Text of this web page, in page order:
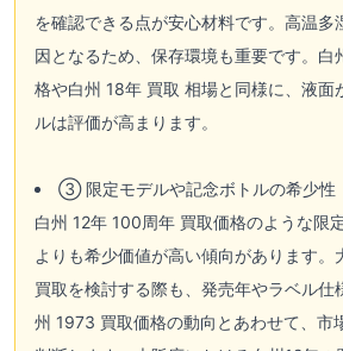
を確認できる点が安心材料です。高温多
因となるため、保存環境も重要です。白
格や白州 18年 買取 相場と同様に、液面
ルは評価が高まります。
③ 限定モデルや記念ボトルの希少性
白州 12年 100周年 買取価格のような限
よりも希少価値が高い傾向があります。
買取を検討する際も、発売年やラベル仕
州 1973 買取価格の動向とあわせて、市